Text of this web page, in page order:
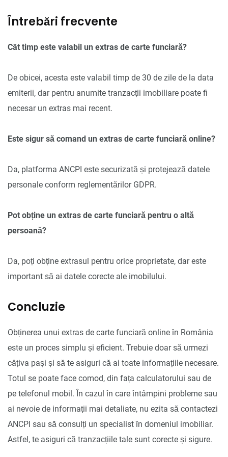
Întrebări frecvente
Cât timp este valabil un extras de carte funciară?
De obicei, acesta este valabil timp de 30 de zile de la data
emiterii, dar pentru anumite tranzacții imobiliare poate fi
necesar un extras mai recent.
Este sigur să comand un extras de carte funciară online?
Da, platforma ANCPI este securizată și protejează datele
personale conform reglementărilor GDPR.
Pot obține un extras de carte funciară pentru o altă
persoană?
Da, poți obține extrasul pentru orice proprietate, dar este
important să ai datele corecte ale imobilului.
Concluzie
Obținerea unui extras de carte funciară online în România
este un proces simplu și eficient. Trebuie doar să urmezi
câțiva pași și să te asiguri că ai toate informațiile necesare.
Totul se poate face comod, din fața calculatorului sau de
pe telefonul mobil. În cazul în care întâmpini probleme sau
ai nevoie de informații mai detaliate, nu ezita să contactezi
ANCPI sau să consulți un specialist în domeniul imobiliar.
Astfel, te asiguri că tranzacțiile tale sunt corecte și sigure.